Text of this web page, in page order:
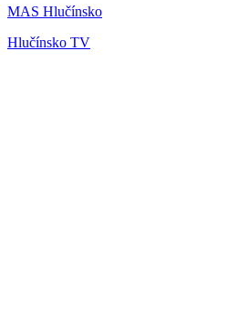
MAS Hlučínsko
Hlučínsko TV